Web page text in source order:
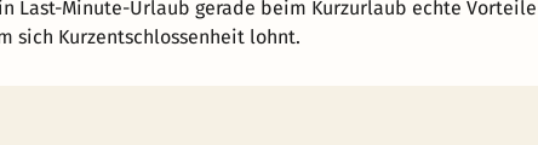
Last-Minute-Urlaub gerade beim Kurzurlaub echte
sich Kurzentschlossenheit lohnt.